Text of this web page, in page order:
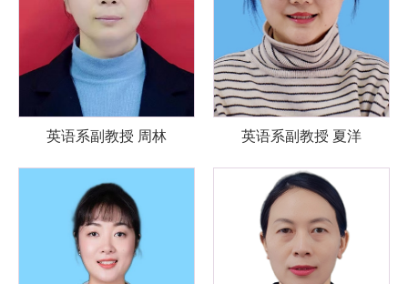
英语系副教授 周林 英语系副教授 夏洋